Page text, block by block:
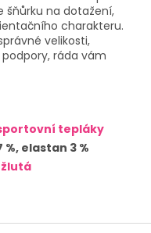
šňůrku na dotažení,
charakteru.
velikosti,
podpory, ráda vám
tepláky
%, elastan 3 %